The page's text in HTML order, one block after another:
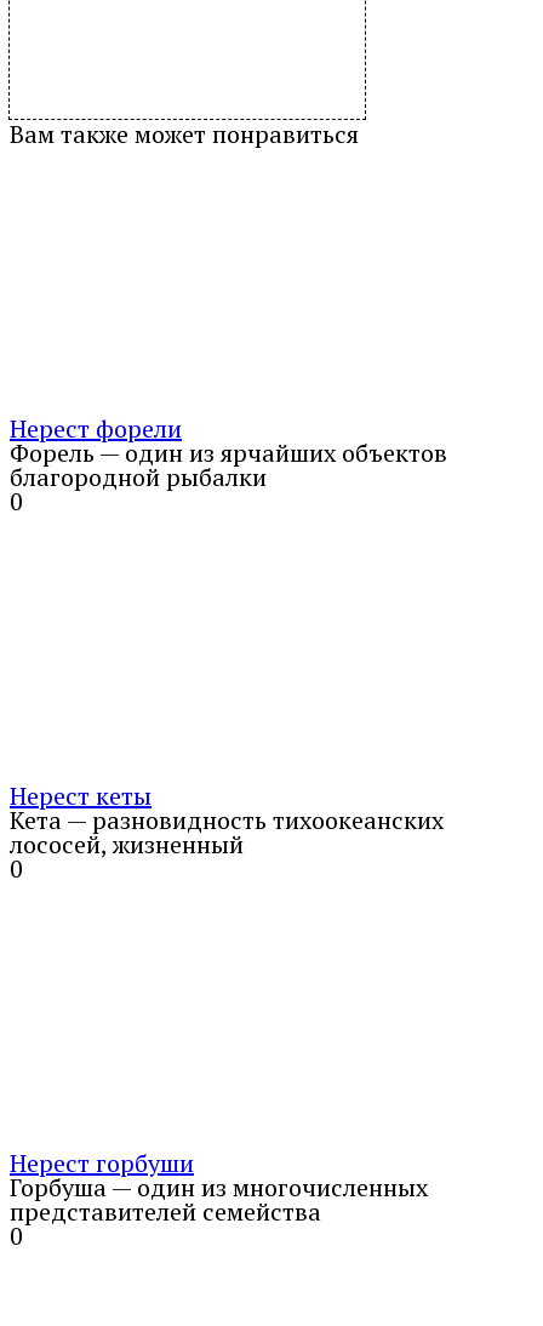
Вам также может понравиться
Нерест форели
Форель — один из ярчайших объектов
благородной рыбалки
0
Нерест кеты
Кета — разновидность тихоокеанских
лососей, жизненный
0
Нерест горбуши
Горбуша — один из многочисленных
представителей семейства
0